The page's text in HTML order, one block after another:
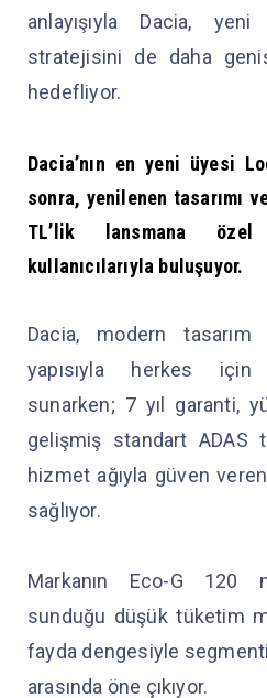
anlayışıyla Dacia,
stratejisini de daha
hedefliyor.
Dacia’nın en yeni üyesi
sonra, yenilenen tasarımı
TL’lik lansmana özel
kullanıcılarıyla buluşuyor.
Dacia, modern tasarım
yapısıyla herkes için
sunarken; 7 yıl garanti,
gelişmiş standart ADAS
hizmet ağıyla güven
sağlıyor.
Markanın Eco-G 120
sunduğu düşük tüketim
fayda dengesiyle
arasında öne çıkıyor.